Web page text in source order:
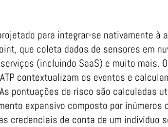
para integrar-se nativamente à
que coleta dados de sensores em
(incluindo SaaS) e muito mais.
contextualizam os eventos e
pontuações de risco são calculadas
expansivo composto por inúmeros
credenciais de conta de um indivíduo